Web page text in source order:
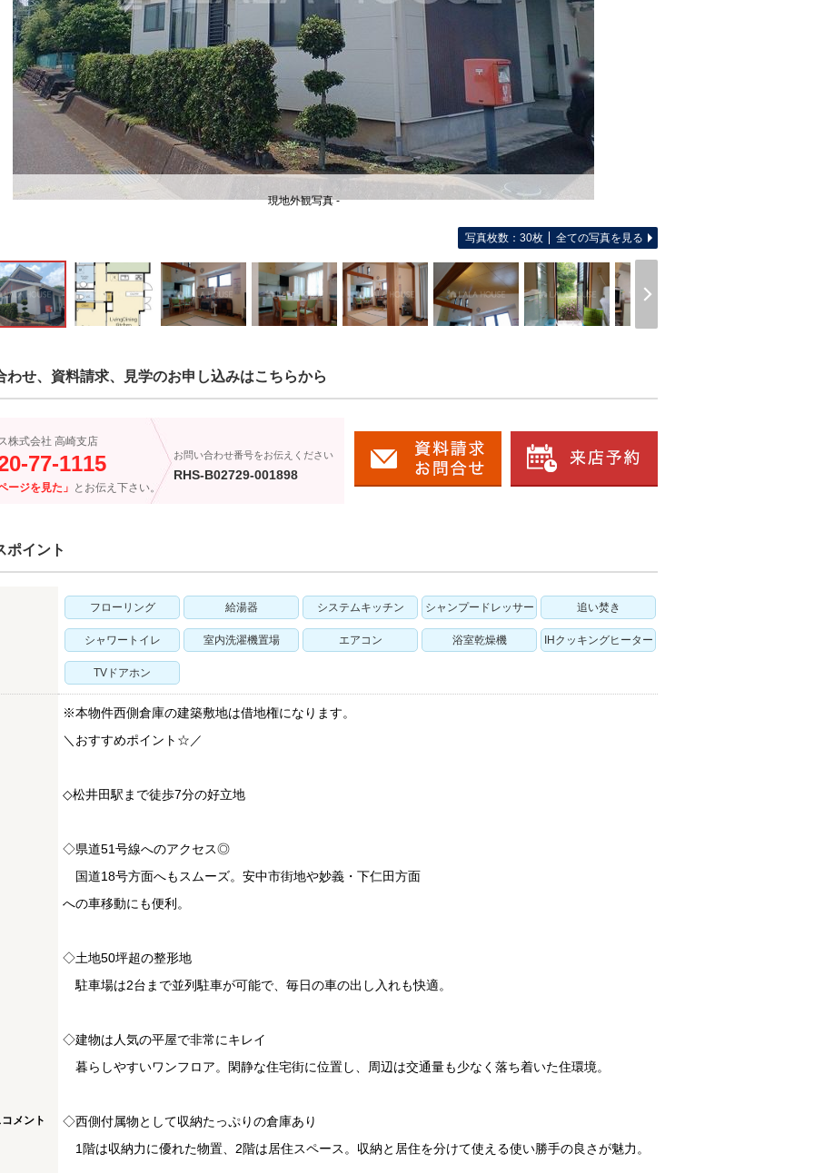
現地外観写真 -
写真枚数：30枚 全ての写真を見る
わせ、資料請求、見学のお申し込みはこちらから
株式会社 高崎支店
77-1115
ージを見た」 とお伝え下さい。
お問い合わせ番号をお伝えください
RHS-B02729-001898
ポイント
フローリング 給湯器 システムキッチン シャンプードレッサー 追い焚き
シャワートイレ 室内洗濯機置場 エアコン 浴室乾燥機 IHクッキングヒーター
TVドアホン
メント
※本物件西側倉庫の建築敷地は借地権になります。
＼おすすめポイント☆／
◇松井田駅まで徒歩7分の好立地
◇県道51号線へのアクセス◎
国道18号方面へもスムーズ。安中市街地や妙義・下仁田方面
への車移動にも便利。
◇土地50坪超の整形地
駐車場は2台まで並列駐車が可能で、毎日の車の出し入れも快適。
◇建物は人気の平屋で非常にキレイ
暮らしやすいワンフロア。閑静な住宅街に位置し、周辺は交通量も少なく落ち着いた住環境。
◇西側付属物として収納たっぷりの倉庫あり
1階は収納力に優れた物置、2階は居住スペース。収納と居住を分けて使える使い勝手の良さが魅力。